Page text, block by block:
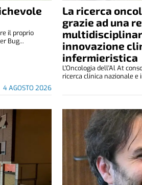
4 AGOSTO 2026
il proprio
Bug...
La ricerca
grazie ad una
innovazione
infermieristica
L'Oncologia dell'Al At
ricerca clinica nazionale e